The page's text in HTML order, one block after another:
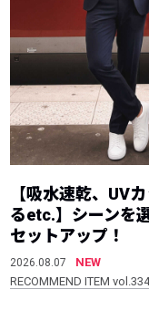
【吸水速乾、UV
るetc.】シーンを
セットアップ！
2026.08.07
NEW
RECOMMEND ITEM vol.334